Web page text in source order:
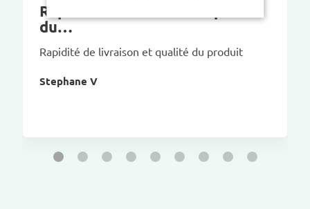
Rapidité de livraison et qualité
du…
Rapidité de livraison et qualité du produit
Stephane V